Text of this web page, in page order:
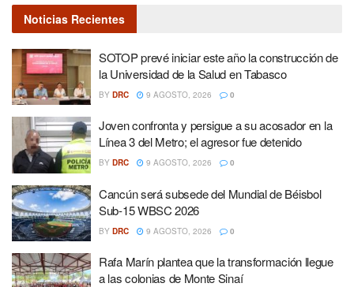
Noticias Recientes
SOTOP prevé iniciar este año la construcción de
la Universidad de la Salud en Tabasco
BY DRC 9 AGOSTO, 2026 0
Joven confronta y persigue a su acosador en la
Línea 3 del Metro; el agresor fue detenido
BY DRC 9 AGOSTO, 2026 0
Cancún será subsede del Mundial de Béisbol
Sub-15 WBSC 2026
BY DRC 9 AGOSTO, 2026 0
Rafa Marín plantea que la transformación llegue
a las colonias de Monte Sinaí